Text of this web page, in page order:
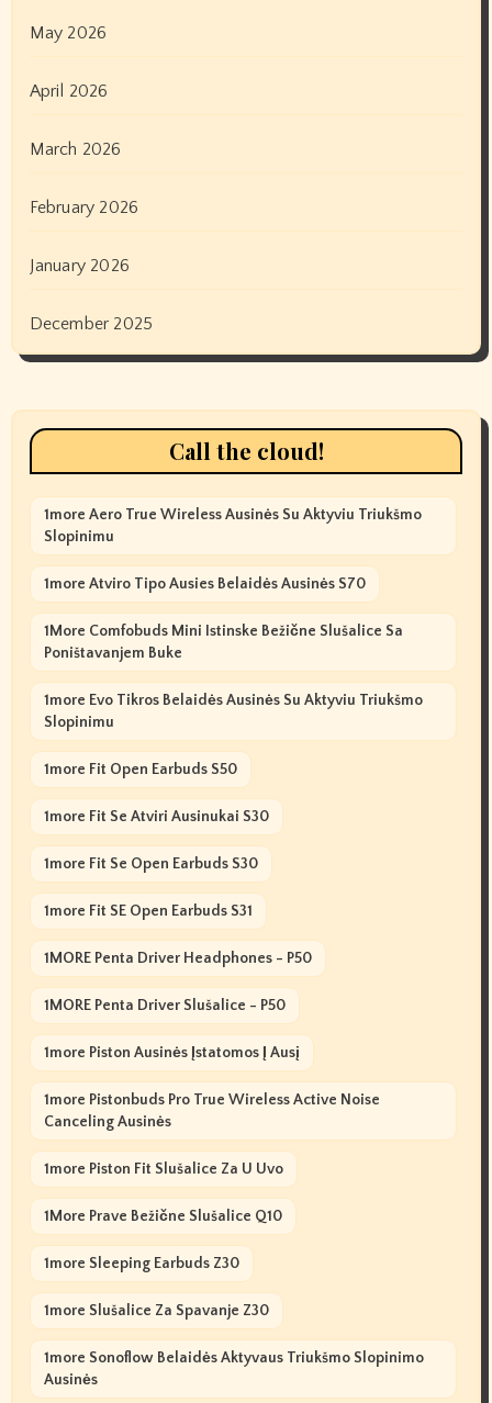
May 2026
April 2026
March 2026
February 2026
January 2026
December 2025
Call the cloud!
1more Aero True Wireless Ausinės Su Aktyviu Triukšmo
Slopinimu
1more Atviro Tipo Ausies Belaidės Ausinės S70
1More Comfobuds Mini Istinske Bežične Slušalice Sa
Poništavanjem Buke
1more Evo Tikros Belaidės Ausinės Su Aktyviu Triukšmo
Slopinimu
1more Fit Open Earbuds S50
1more Fit Se Atviri Ausinukai S30
1more Fit Se Open Earbuds S30
1more Fit SE Open Earbuds S31
1MORE Penta Driver Headphones - P50
1MORE Penta Driver Slušalice - P50
1more Piston Ausinės Įstatomos Į Ausį
1more Pistonbuds Pro True Wireless Active Noise
Canceling Ausinės
1more Piston Fit Slušalice Za U Uvo
1More Prave Bežične Slušalice Q10
1more Sleeping Earbuds Z30
1more Slušalice Za Spavanje Z30
1more Sonoflow Belaidės Aktyvaus Triukšmo Slopinimo
Ausinės